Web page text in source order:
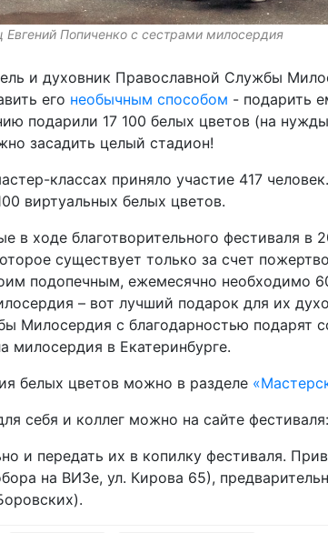
Евгений Попиченко с сестрами милосердия
и духовник Православной Службы
его необычным способом - подарить
подарили 17 100 белых цветов (на
засадить целый стадион!
классах приняло участие 417
виртуальных белых цветов.
в ходе благотворительного фестиваля в
существует только за счет
подопечным, ежемесячно необходимо
– вот лучший подарок для их
Милосердия с благодарностью подарят
милосердия в Екатеринбурге.
белых цветов можно в разделе
себя и коллег можно на сайте фестиваля:
и передать их в копилку фестиваля.
на ВИЗе, ул. Кирова 65),